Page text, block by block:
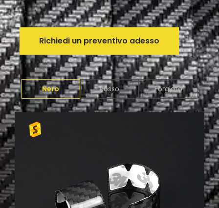
Richiedi un preventivo adesso
Nero Rosso Forgiato